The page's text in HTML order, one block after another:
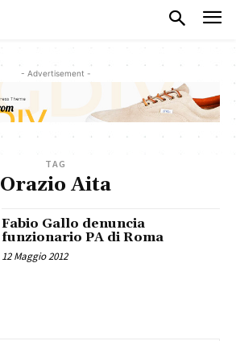
- Advertisement -
TAG
Orazio Aita
Fabio Gallo denuncia
funzionario PA di Roma
12 Maggio 2012